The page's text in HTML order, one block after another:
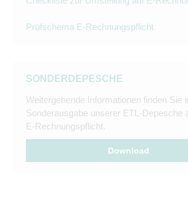
Prüfschema E-Rechnungspflicht
SONDERDEPESCHE
Weitergehende Informationen finden Sie
Sonderausgabe unserer ETL-Depesche
E-Rechnungspflicht.
Download